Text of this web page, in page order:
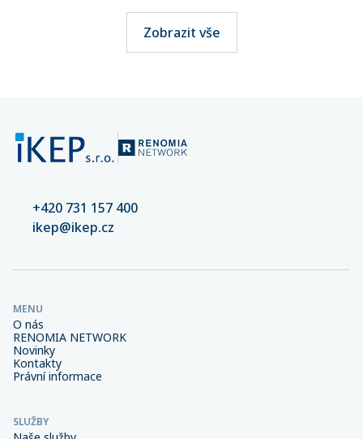
Zobrazit vše
+420 731 157 400
ikep@ikep.cz
MENU
O nás
RENOMIA NETWORK
Novinky
Kontakty
Právní informace
SLUŽBY